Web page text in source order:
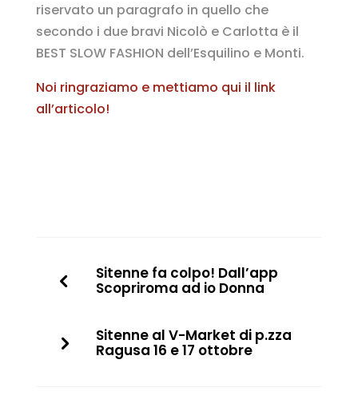
riservato un paragrafo in quello che
secondo i due bravi Nicolò e Carlotta è il
BEST SLOW FASHION dell’Esquilino e Monti.
Noi ringraziamo e mettiamo qui il link
all’articolo!
Sitenne fa colpo! Dall’app
Scopriroma ad io Donna
Sitenne al V-Market di p.zza
Ragusa 16 e 17 ottobre